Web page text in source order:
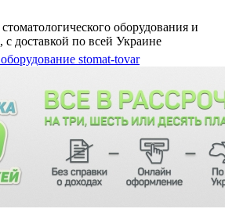
оборудования и
c доставкой по всей Украине